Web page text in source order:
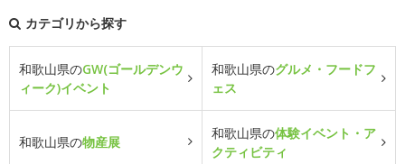
カテゴリから探す
和歌山県のGW(ゴールデンウ
ィーク)イベント
和歌山県のグルメ・フードフ
ェス
和歌山県の物産展
和歌山県の体験イベント・ア
クティビティ